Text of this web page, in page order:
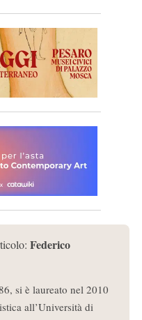
Federico
si è laureato nel 2010
all’Università di